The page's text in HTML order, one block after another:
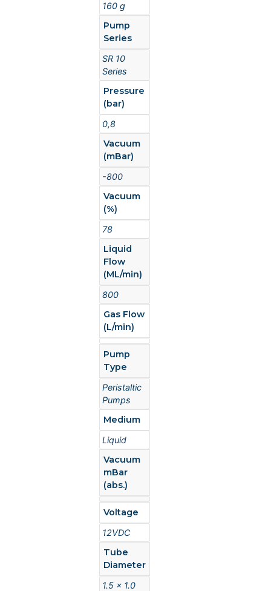
160 g
Pump
Series
SR 10
Series
Pressure
(bar)
0,8
Vacuum
(mBar)
-800
Vacuum
(%)
78
Liquid
Flow
(ML/min)
800
Gas Flow
(L/min)
Pump
Type
Peristaltic
Pumps
Medium
Liquid
Vacuum
mBar
(abs.)
Voltage
12VDC
Tube
Diameter
1.5 x 1.0